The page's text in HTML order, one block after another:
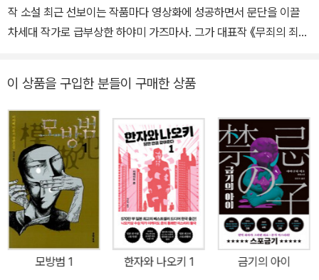
작 소설 최근 선보이는 작품마다 영상화에 성공하면서 문단을 이끌
차세대 작가로 급부상한 하야미 가즈마사. 그가 대표작 《무죄의 죄》
하던 인생과 가려져 있던 진실을 더듬어가는 이 작품은 현지 서점 직
원들이 ‘꼭 팔고 싶은 소설’이라며 자발적으로 대대적 프로모션을 진
행하면서 입소문이 시작되었고, 베스트셀러 차트를 역주행하는 신화
를 이룩하며 단기간에 50만 부 이상이 판매되었다. 아울러 제68회
일본추리작가협회상을 수상하는 등 흥행성과 작품성을 모두 이룩했
다 평가받는다. 서점과 독자가 앞장서서 만들어낸 베스트셀러 일본
도서 차트 역주행의 신화! 2017년, 일본 서점계에 소설 한 권이 파란
을 일으켰다. 순위권 밖이던 한 작품이 갑자기 베스트셀러 차트를 ‘역
주행’ 했기 때문. 게다가 역주행을 촉발한 근원이 서점으로 밝혀지면
서 더욱 화제를 모았다. 우연히 소설을 읽은 뒤 ‘정말 재밌으니 사람들
이 상품을 구입한 분들이 구매한 상품
모방범 1 한자와 나오키 1 금기의 아이